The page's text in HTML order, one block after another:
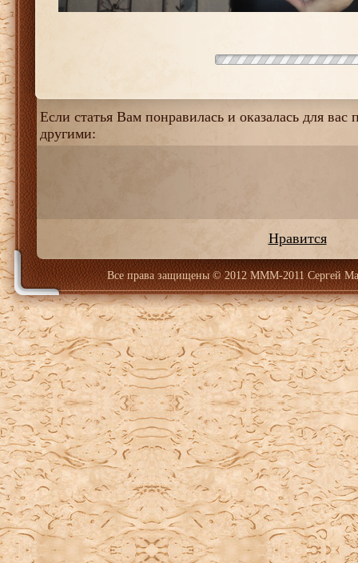
Если статья Вам понравилась и оказалась для вас
другими:
Нравится
Все права защищены© 2012 МММ-2011 Сергей